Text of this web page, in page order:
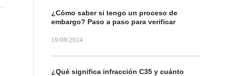
¿Cómo saber si tengo un proceso de
embargo? Paso a paso para verificar
19/09/2024
¿Qué significa infracción C35 y cuánto